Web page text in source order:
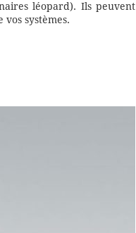
léopard). Ils peuvent
systèmes.